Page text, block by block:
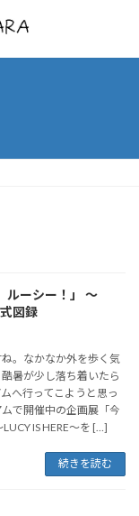
ルーシー！」 ～
図録
。なかなか外を歩く気
暑が少し落ち着いたら
へ行ってこようと思っ
で開催中の企画展「今
IS HERE～を […]
続きを読む